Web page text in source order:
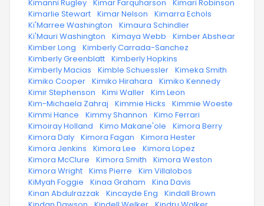
· Kimanni Rugley · Kimar Farquharson · Kimari Robinson
· Kimarlie Stewart · Kimar Nelson · Kimarra Echols
· Ki'Marree Washington · Kimaura Schindler
· Ki'Mauri Washington · Kimaya Webb · Kimber Abshear
· Kimber Long · Kimberly Carrada-Sanchez
· Kimberly Greenblatt · Kimberly Hopkins
· Kimberly Macias · Kimble Schuessler · Kimeka Smith
· Kimiko Cooper · Kimiko Hirahara · Kimiko Kennedy
· Kimir Stephenson · Kimi Waller · Kim Leon
· Kim-Michaela Zahraj · Kimmie Hicks · Kimmie Woeste
· Kimmi Hance · Kimmy Shannon · Kimo Ferrari
· Kimoiray Holland · Kimo Makane'ole · Kimora Berry
· Kimora Daly · Kimora Fagan · Kimora Hester
· Kimora Jenkins · Kimora Lee · Kimora Lopez
· Kimora McClure · Kimora Smith · Kimora Weston
· Kimora Wright · Kims Pierre · Kim Villalobos
· KiMyah Foggie · Kinaa Graham · Kina Davis
· Kinan Abdulrazzak · Kincayde Eng · Kindall Brown